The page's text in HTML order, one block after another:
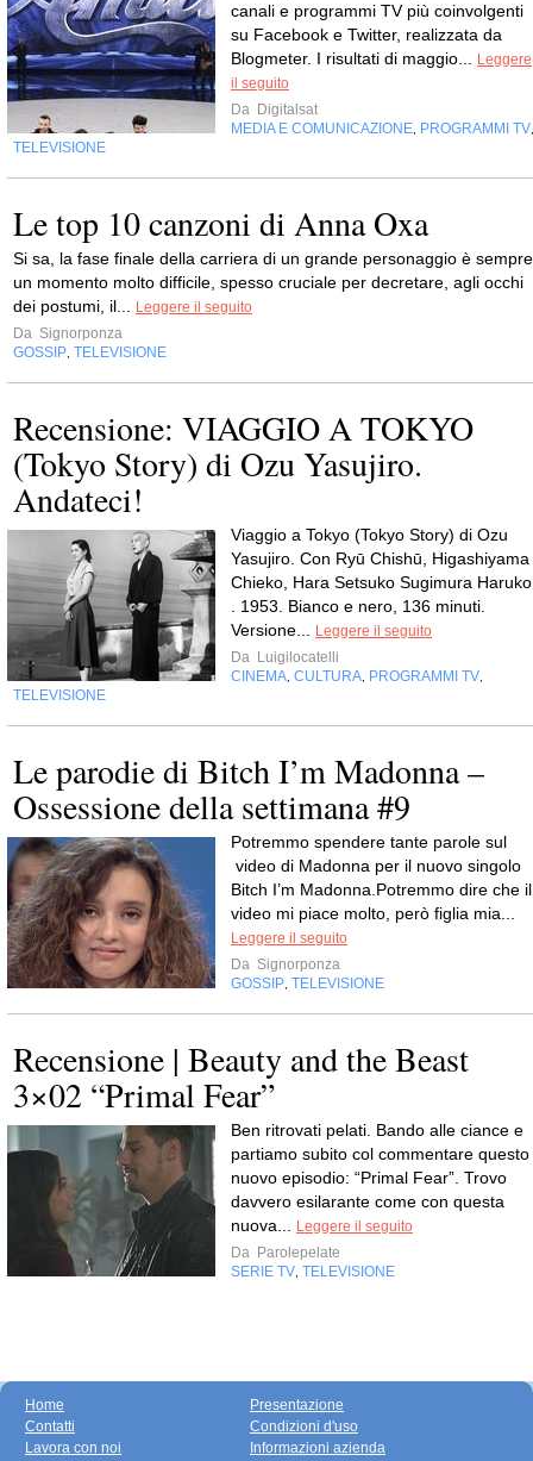
canali e programmi TV più coinvolgenti
su Facebook e Twitter, realizzata da
Blogmeter. I risultati di maggio...
Leggere
il seguito
Da Digitalsat
MEDIA E COMUNICAZIONE PROGRAMMI TV
TELEVISIONE
Le top 10 canzoni di Anna Oxa
Si sa, la fase finale della carriera di un grande personaggio è sempre
un momento molto difficile, spesso cruciale per decretare, agli occhi
dei postumi, il...
Leggere il seguito
Da Signorponza
GOSSIP TELEVISIONE
Recensione: VIAGGIO A TOKYO
(Tokyo Story) di Ozu Yasujiro.
Andateci!
Viaggio a Tokyo (Tokyo Story) di Ozu
Yasujiro. Con Ryū Chishū, Higashiyama
Chieko, Hara Setsuko Sugimura Haruko
. 1953. Bianco e nero, 136 minuti.
Versione...
Leggere il seguito
Da Luigilocatelli
CINEMA CULTURA PROGRAMMI TV
TELEVISIONE
Le parodie di Bitch I’m Madonna –
Ossessione della settimana #9
Potremmo spendere tante parole sul
video di Madonna per il nuovo singolo
Bitch I’m Madonna.Potremmo dire che il
video mi piace molto, però figlia mia...
Leggere il seguito
Da Signorponza
GOSSIP TELEVISIONE
Recensione | Beauty and the Beast
3×02 “Primal Fear”
Ben ritrovati pelati. Bando alle ciance e
partiamo subito col commentare questo
nuovo episodio: “Primal Fear”. Trovo
davvero esilarante come con questa
nuova...
Leggere il seguito
Da Parolepelate
SERIE TV TELEVISIONE
Home
Contatti
Lavora con noi
Presentazione
Condizioni d'uso
Informazioni azienda